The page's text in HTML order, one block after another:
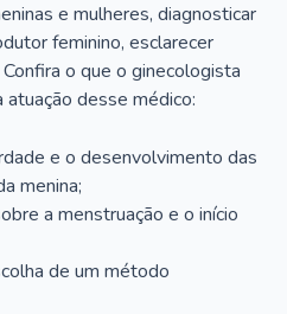
e mulheres, diagnosticar
feminino, esclarecer
o que o ginecologista
desse médico:
e o desenvolvimento das
menina;
a menstruação e o início
de um método